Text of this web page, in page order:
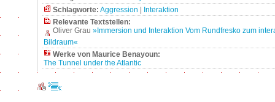
Schlagworte: Aggression
Interaktion
Relevante Textstellen:
Oliver Grau »Immersion und Interaktion Vom Rundfresko zum
Bildraum«
Werke von Maurice Benayoun:
The Tunnel under the Atlantic